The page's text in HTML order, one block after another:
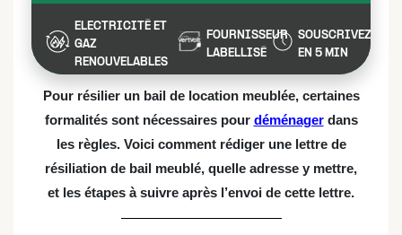
ELECTRICITÉ ET
GAZ
RENOUVELABLES
FOURNISSEUR
LABELLISÉ
SOUSCRIVEZ
EN 5 MIN
Pour résilier un bail de location meublée, certaines
formalités sont nécessaires pour déménagerdans
les règles. Voici comment rédiger une lettre de
résiliation de bail meublé, quelle adresse y mettre,
et les étapes à suivre après l’envoi de cette lettre.